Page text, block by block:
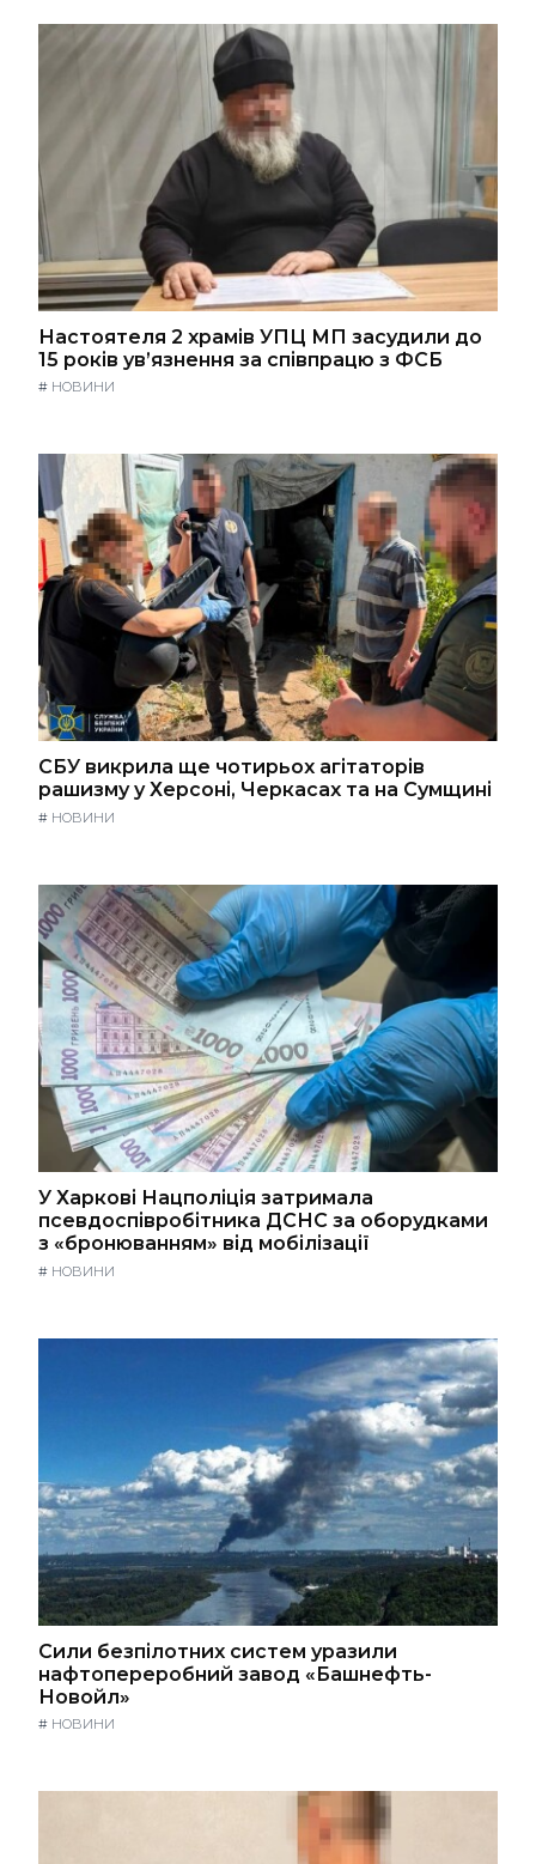
Настоятеля 2 храмів УПЦ МП засудили до
15 років ув’язнення за співпрацю з ФСБ
# НОВИНИ
СБУ викрила ще чотирьох агітаторів
рашизму у Херсоні, Черкасах та на Сумщині
# НОВИНИ
У Харкові Нацполіція затримала
псевдоспівробітника ДСНС за оборудками
з «бронюванням» від мобілізації
# НОВИНИ
Сили безпілотних систем уразили
нафтопереробний завод «Башнефть-
Новойл»
# НОВИНИ